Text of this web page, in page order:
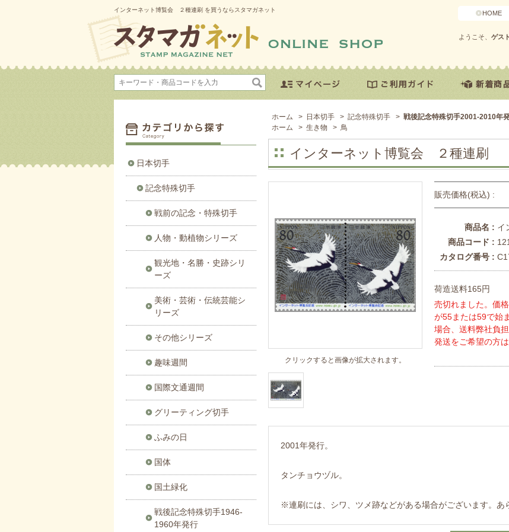
インターネット博覧会 ２種連刷 を買うならスタマガネット HOME
ようこそ、 ゲス
ホーム > 日本切手 > 記念特殊切手 > 戦後記念特殊切手2001-2010年
ホーム
> 生き物 > 鳥
インターネット博覧会 ２種連刷
クリックすると画像が拡大されます。
販売価格(税込) :
商品名 : イ
商品コード :
カタログ番号 :
荷造送料165円
売切れました。価
が55または59で始
場合、送料弊社負
発送をご希望の方
2001年発行。
タンチョウヅル。
※連刷には、シワ、ツメ跡などがある場合がございます。あ
日本切手
記念特殊切手
戦前の記念・特殊切手
人物・動植物シリーズ
観光地・名勝・史跡シリ
ーズ
美術・芸術・伝統芸能シ
リーズ
その他シリーズ
趣味週間
国際文通週間
グリーティング切手
ふみの日
国体
国土緑化
戦後記念特殊切手1946-
1960年発行